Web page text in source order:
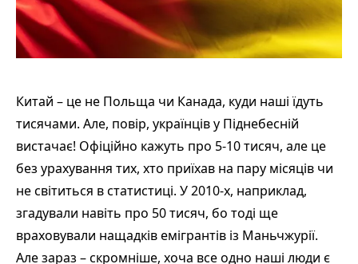
Китай – це не Польща чи Канада, куди наші їдуть
тисячами. Але, повір, українців у Піднебесній
вистачає! Офіційно кажуть про 5-10 тисяч, але це
без урахування тих, хто приїхав на пару місяців чи
не світиться в статистиці. У 2010-х, наприклад,
згадували навіть про 50 тисяч, бо тоді ще
враховували нащадків емігрантів із Маньчжурії.
Але зараз – скромніше, хоча все одно наші люди є